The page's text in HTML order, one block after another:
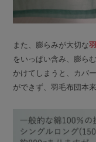
また、膨らみが大切な
をいっぱい含み、膨ら
かけてしまうと、カバ
ができず、羽毛布団本